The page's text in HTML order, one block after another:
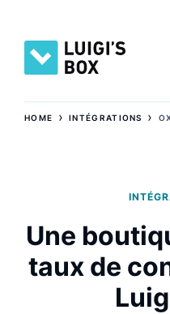
HOME ›INTÉGRATIONS ›
Une
taux de